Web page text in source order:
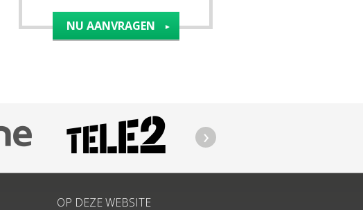
NU AANVRAGEN
OP DEZE WEBSITE